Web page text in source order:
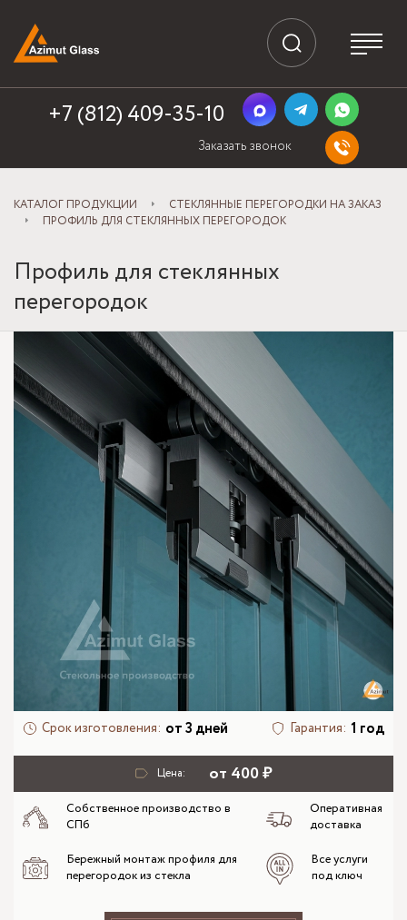
+7 (812) 409-35-10
Заказать звонок
КАТАЛОГ ПРОДУКЦИИ
СТЕКЛЯННЫЕ ПЕРЕГОРОДКИ НА ЗАКАЗ
ПРОФИЛЬ ДЛЯ СТЕКЛЯННЫХ ПЕРЕГОРОДОК
Профиль для стеклянных
перегородок
Срок изготовления: от 3 дней Гарантия: 1 год
Цена: от 400 ₽
Собственное производство в
СПб
Оперативная
доставка
Бережный монтаж профиля для
перегородок из стекла
Все услуги
под ключ